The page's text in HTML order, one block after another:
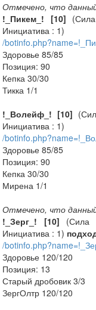
Отмечено, что
!_Пикем_! [10]
Инициатива : 1)
/
Здоровье 85/85
Позиция: 90
Кепка 30/30
Тикка 1/1
!_Волейф_! [10]
Инициатива : 1)
/
Здоровье 85/85
Позиция: 90
Кепка 30/30
Мирена 1/1
Отмечено, что
!_Зерг_! [10] (Сила
Инициатива : 1)
/
Здоровье 120/120
Позиция: 13
Старый дробовик 3/3
ЗергОлтр 120/120